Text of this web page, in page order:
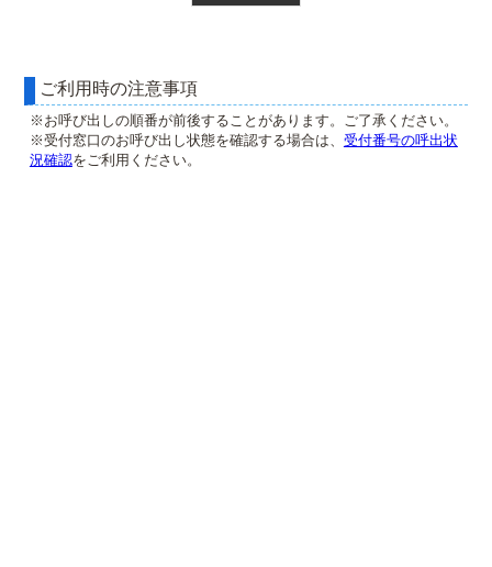
ご利用時の注意事項
※お呼び出しの順番が前後することがあります。ご了承ください。
※受付窓口のお呼び出し状態を確認する場合は、 受付番号の呼出状
況確認をご利用ください。